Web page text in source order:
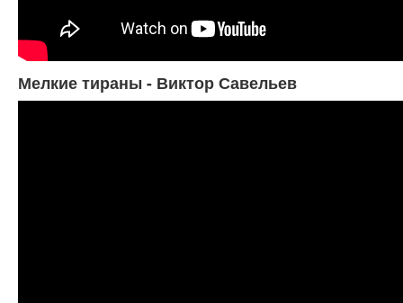
Мелкие тираны - Виктор Савельев